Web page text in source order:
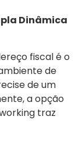
Dinâmica
fiscal é o
de
de um
a opção
traz